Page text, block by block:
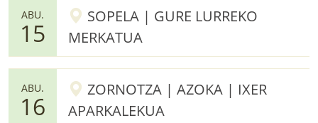
ABU.
15
SOPELA | GURE LURREKO
MERKATUA
ABU.
16
ZORNOTZA | AZOKA | IXER
APARKALEKUA